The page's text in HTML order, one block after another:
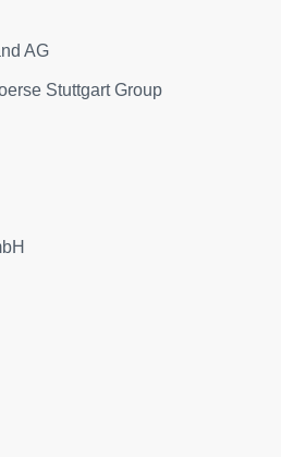
AG
Stuttgart Group